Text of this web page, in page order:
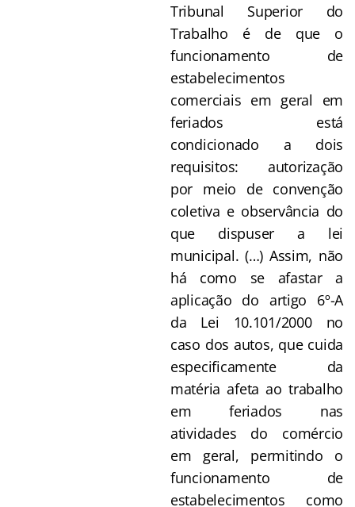
Tribunal Superior do
Trabalho é de que o
funcionamento de
estabelecimentos
comerciais em geral em
feriados está
condicionado a dois
requisitos: autorização
por meio de convenção
coletiva e observância do
que dispuser a lei
municipal. (…) Assim, não
há como se afastar a
aplicação do artigo 6º-A
da Lei 10.101/2000 no
caso dos autos, que cuida
especificamente da
matéria afeta ao trabalho
em feriados nas
atividades do comércio
em geral, permitindo o
funcionamento de
estabelecimentos como